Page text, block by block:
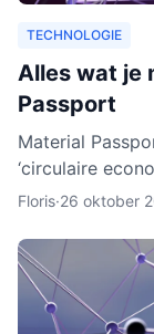
TECHNOLOGIE
Alles wat je
Passport
Material
‘circulaire
voor het
Floris·26 oktober